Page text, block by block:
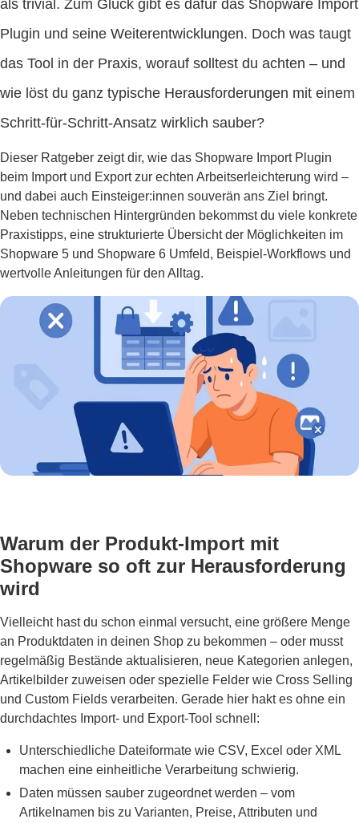
als trivial. Zum Glück gibt es dafür das Shopware Import
Plugin und seine Weiterentwicklungen. Doch was taugt
das Tool in der Praxis, worauf solltest du achten – und
wie löst du ganz typische Herausforderungen mit einem
Schritt-für-Schritt-Ansatz wirklich sauber?
Dieser Ratgeber zeigt dir, wie das Shopware Import Plugin
beim Import und Export zur echten Arbeitserleichterung wird –
und dabei auch Einsteiger:innen souverän ans Ziel bringt.
Neben technischen Hintergründen bekommst du viele konkrete
Praxistipps, eine strukturierte Übersicht der Möglichkeiten im
Shopware 5 und Shopware 6 Umfeld, Beispiel-Workflows und
wertvolle Anleitungen für den Alltag.
Warum der Produkt-Import mit
Shopware so oft zur Herausforderung
wird
Vielleicht hast du schon einmal versucht, eine größere Menge
an Produktdaten in deinen Shop zu bekommen – oder musst
regelmäßig Bestände aktualisieren, neue Kategorien anlegen,
Artikelbilder zuweisen oder spezielle Felder wie Cross Selling
und Custom Fields verarbeiten. Gerade hier hakt es ohne ein
durchdachtes Import- und Export-Tool schnell:
Unterschiedliche Dateiformate wie CSV, Excel oder XML
machen eine einheitliche Verarbeitung schwierig.
Daten müssen sauber zugeordnet werden – vom
Artikelnamen bis zu Varianten, Preise, Attributen und